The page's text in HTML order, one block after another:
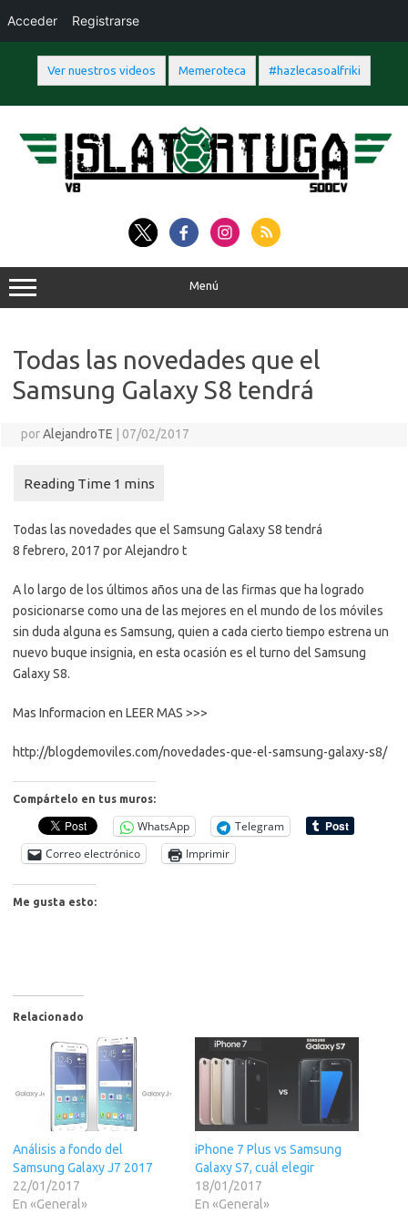
Ver nuestros videos Memeroteca #hazlecasoalfriki
contenido
Menú
Todas las novedades que el
Samsung Galaxy S8 tendrá
porAlejandroTE 07/02/2017
Todas las novedades que el Samsung Galaxy S8 tendrá
8 febrero, 2017 por Alejandro t
A lo largo de los últimos años una de las firmas que ha logrado
posicionarse como una de las mejores en el mundo de los móviles
sin duda alguna es Samsung, quien a cada cierto tiempo estrena un
nuevo buque insignia, en esta ocasión es el turno del Samsung
Galaxy S8.
Mas Informacion en LEER MAS >>>
http://blogdemoviles.com/novedades-que-el-samsung-galaxy-s8/
Compártelo en tus muros:
WhatsApp
Telegram
Correo electrónico
Imprimir
Me gusta esto:
Relacionado
Análisis a fondo del
Samsung Galaxy J7 2017
22/01/2017
En «General»
iPhone 7 Plus vs Samsung
Galaxy S7, cuál elegir
18/01/2017
En «General»
Acceder Registrarse